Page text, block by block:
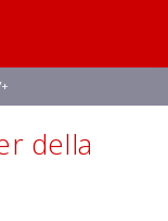
DOOMSDAY
della